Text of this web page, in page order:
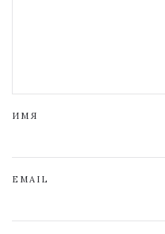
ИМЯ
EMAIL